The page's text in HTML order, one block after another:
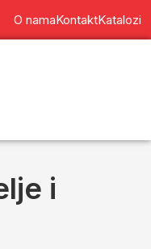
O namaKontaktKatalozi
i